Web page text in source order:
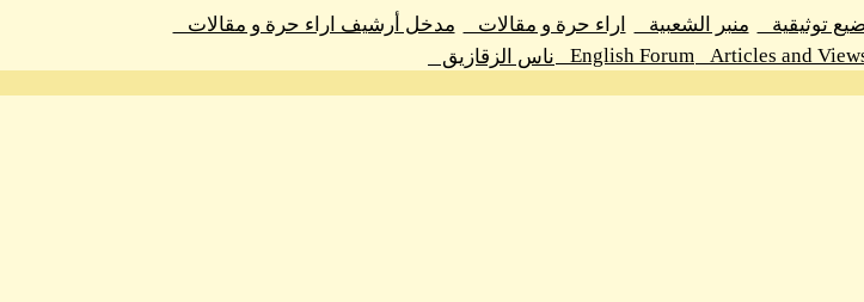
توثيقية منبر الشعبية اراء حرة و مقالات
مدخل أرشيف اراء حرة و مقالات
Articles and
English Forum
ناس الزقازيق